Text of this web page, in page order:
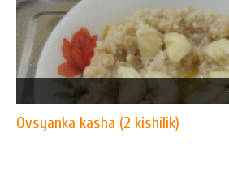
Ovsyanka kasha (2 kishilik)